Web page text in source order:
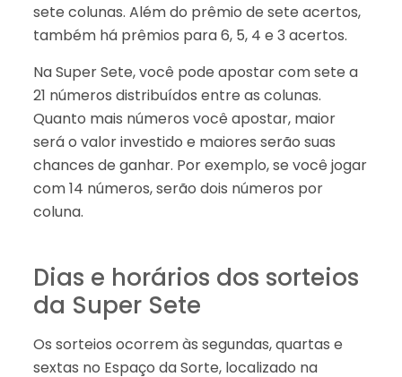
sete colunas. Além do prêmio de sete acertos,
também há prêmios para 6, 5, 4 e 3 acertos.
Na Super Sete, você pode apostar com sete a
21 números distribuídos entre as colunas.
Quanto mais números você apostar, maior
será o valor investido e maiores serão suas
chances de ganhar. Por exemplo, se você jogar
com 14 números, serão dois números por
coluna.
Dias e horários dos sorteios
da Super Sete
Os sorteios ocorrem às segundas, quartas e
sextas no Espaço da Sorte, localizado na